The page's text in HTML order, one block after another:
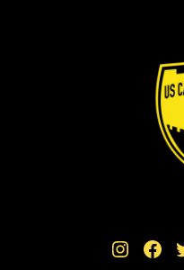
Instagram Facebook Twitter